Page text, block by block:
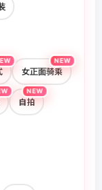
女正面骑乘
NEW
自拍
NEW